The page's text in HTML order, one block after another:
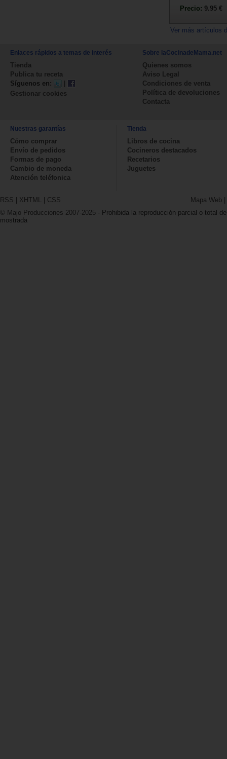
Precio: 9.95 €
Ver más artículos
Enlaces rápidos a temas de interés
Tienda
Publica tu receta
Síguenos en:
|
Gestionar cookies
Sobre laCocinadeMama.net
Quienes somos
Aviso Legal
Condiciones de venta
Política de devoluciones
Contacta
Nuestras garantías
Cómo comprar
Envío de pedidos
Formas de pago
Cambio de moneda
Atención teléfonica
Tienda
Libros de cocina
Cocineros destacados
Recetarios
Juguetes
RSS | XHTML | CSS Mapa Web |
© Majo Producciones 2007-2025 - Prohibida la reproducción parcial o total
mostrada